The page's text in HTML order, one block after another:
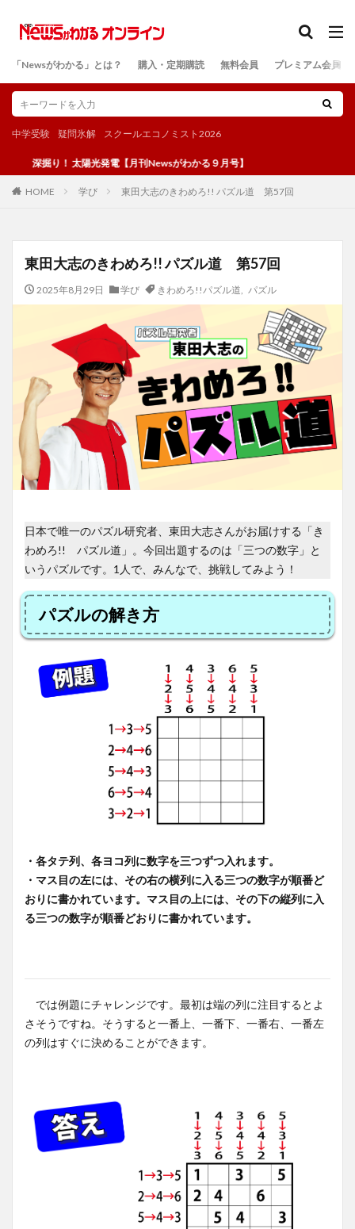
「Newsがわかる」とは？ 購入・定期購読 無料会員 プレミアム会員
中学受験 疑問氷解 スクールエコノミスト2026
り！ 太陽光発電【月刊Newsがわかる９月号】
HOME 学び 東田大志のきわめろ!! パズル道 第57回
東田大志のきわめろ!! パズル道 第57回
2025年8月29日 学び きわめろ!!パズル道 パズル
日本で唯一のパズル研究者、東田大志さんがお届けする「き
わめろ!! パズル道」。今回出題するのは「三つの数字」と
いうパズルです。1人で、みんなで、挑戦してみよう！
パズルの解き方
・各タテ列、各ヨコ列に数字を三つずつ入れます。
・マス目の左には、その右の横列に入る三つの数字が順番ど
おりに書かれています。マス目の上には、その下の縦列に入
る三つの数字が順番どおりに書かれています。
では例題にチャレンジです。最初は端の列に注目するとよ
さそうですね。そうすると一番上、一番下、一番右、一番左
の列はすぐに決めることができます。
検索